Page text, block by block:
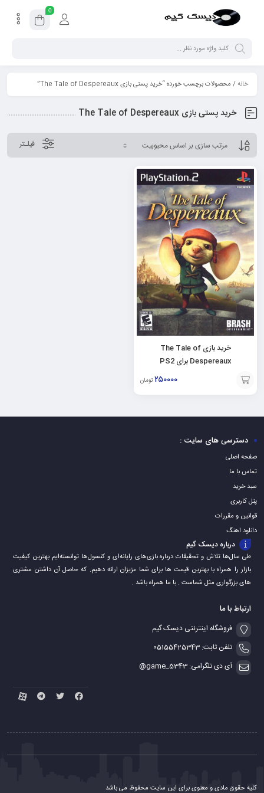
0
خانه/ محصولات برچسب خورده “خرید پستی بازی The Tale of Despereaux”
خرید پستی بازی The Tale of Despereaux
فیلـتر
خرید بازی The Tale of
Despereaux برای PS2
۲۵۰۰۰۰ تومان
افزودن
به
دسترسی های سایت :
صفحه اصلی
تماس با ما
سبد خرید
پنل کاربری
قوانین و مقررات
دانلود اهنگ
درباره دیسک گیم
طی سال‌ها تلاش و تحقیقات درباره بازی‌های رایانه‌ای و کنسول‌ها توانسته‌ایم بهترین کیفیت
بازار را همراه با بهترین قیمت ها برای شما عزیزان ارائه دهیم. که حاصل آن داشتن مشتری
های بزرگواری مثل شماست . با ما همراه باشد .
ارتباط با ما
فروشگاه اینترنتی دیسک گیم
تلفن ثابت: 05155425343
آی دی تلگرامی: game_5343@
کلیه حقوق مادی و معنوی برای این سایت محفوظ می باشد